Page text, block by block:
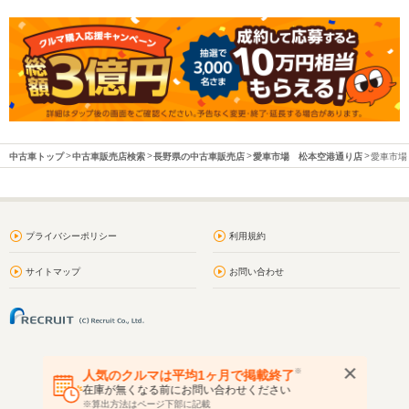
中古車トップ 中古車販売店検索 長野県の中古車販売店 愛車市場 松本空港通り店 愛車市
プライバシーポリシー 利用規約
サイトマップ お問い合わせ
人気のクルマは平均1ヶ月で掲載終了※
在庫が無くなる前にお問い合わせください
※算出方法はページ下部に記載